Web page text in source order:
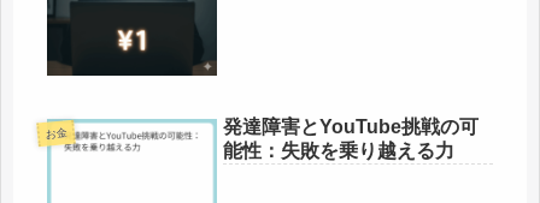
お金
発達障害とYouTube挑戦の可
能性：失敗を乗り越える力